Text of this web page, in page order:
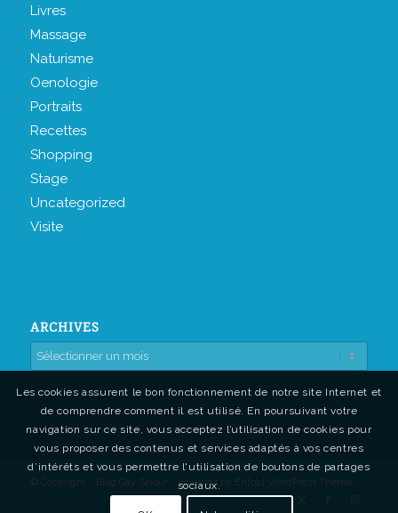
Livres
Massage
Naturisme
Oenologie
Portraits
Recettes
Shopping
Stage
Uncategorized
Visite
ARCHIVES
© Copyright - Blog Gay Sejour - powered by Enfold WordPress Theme
Les cookies assurent le bon fonctionnement de notre site Internet et
de comprendre comment il est utilisé. En poursuivant votre
navigation sur ce site, vous acceptez l’utilisation de cookies pour
vous proposer des contenus et services adaptés à vos centres
d’intérêts et vous permettre l'utilisation de boutons de partages
sociaux.